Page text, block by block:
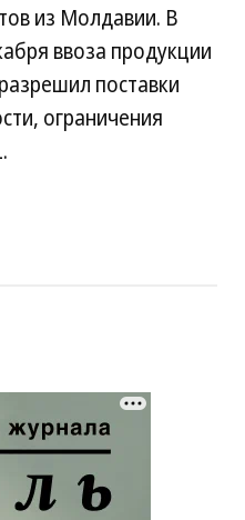
из Молдавии. В
ввоза продукции
поставки
ограничения